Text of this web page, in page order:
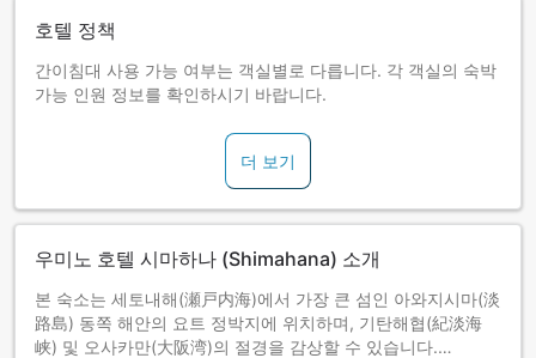
호텔 정책
간이침대 사용 가능 여부는 객실별로 다릅니다. 각 객실의 숙박
가능 인원 정보를 확인하시기 바랍니다.
더 보기
우미노 호텔 시마하나 (Shimahana) 소개
본 숙소는 세토내해(瀬戸内海)에서 가장 큰 섬인 아와지시마(淡
路島) 동쪽 해안의 요트 정박지에 위치하며, 기탄해협(紀淡海
峡) 및 오사카만(大阪湾)의 절경을 감상할 수 있습니다.